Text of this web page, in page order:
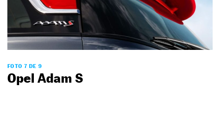
FOTO 7 DE 9
Opel Adam S